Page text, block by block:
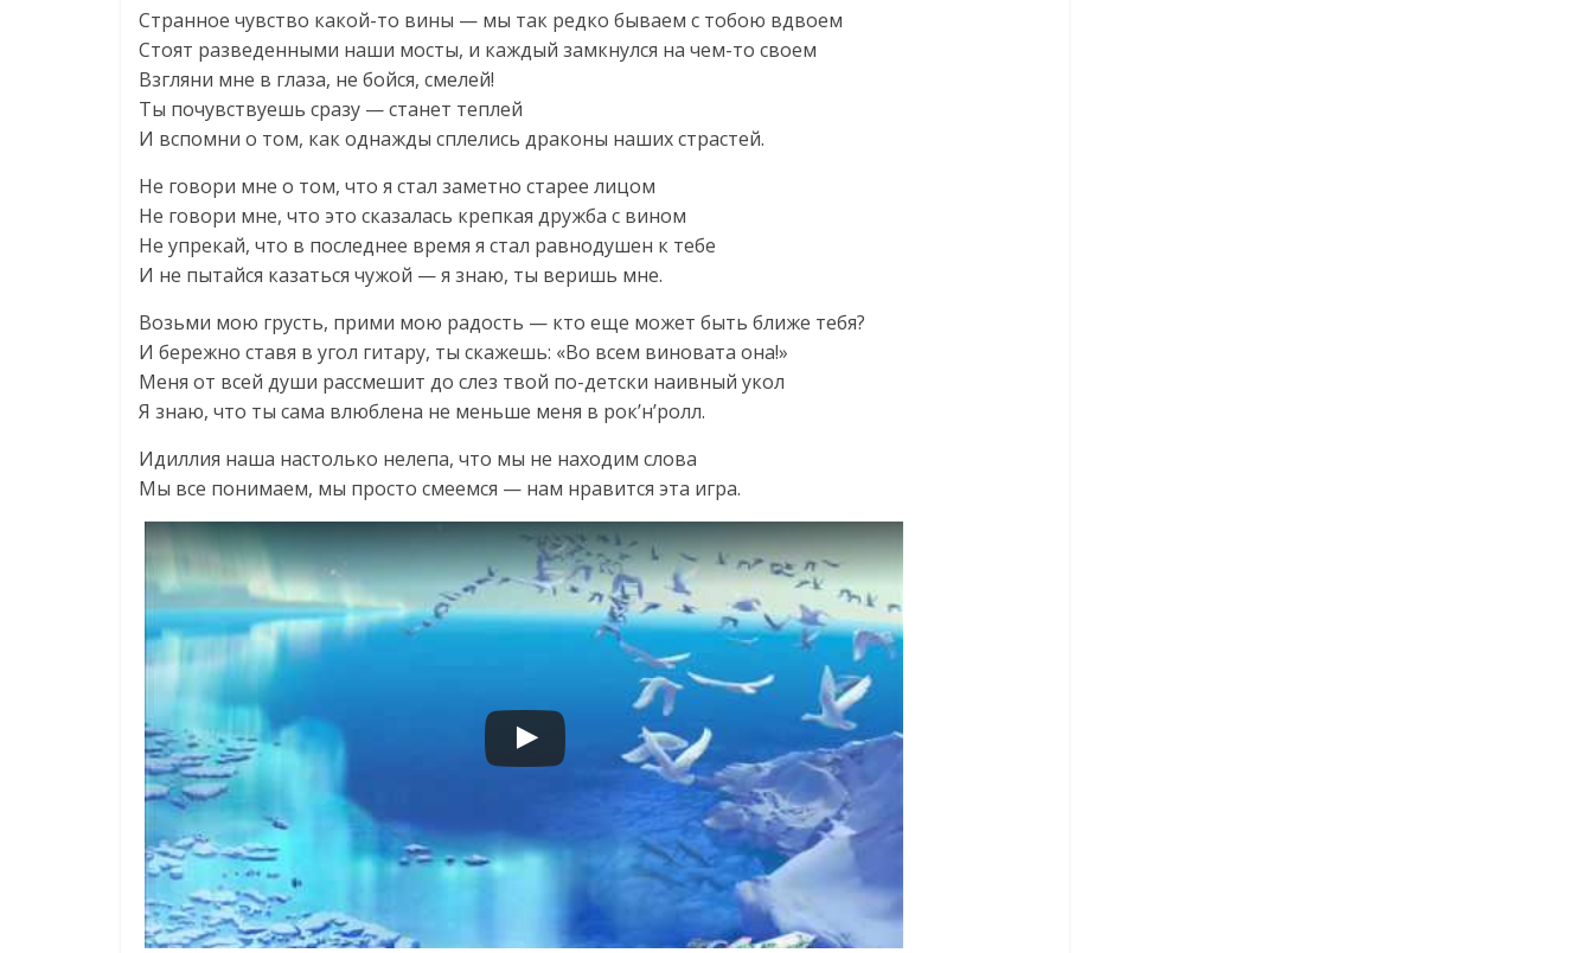
Странное чувство какой-то вины — мы так редко бываем с тобою вдвоем
Стоят разведенными наши мосты, и каждый замкнулся на чем-то своем
Взгляни мне в глаза, не бойся, смелей!
Ты почувствуешь сразу — станет теплей
И вспомни о том, как однажды сплелись драконы наших страстей.
Не говори мне о том, что я стал заметно старее лицом
Не говори мне, что это сказалась крепкая дружба с вином
Не упрекай, что в последнее время я стал равнодушен к тебе
И не пытайся казаться чужой — я знаю, ты веришь мне.
Возьми мою грусть, прими мою радость — кто еще может быть ближе тебя?
И бережно ставя в угол гитару, ты скажешь: «Во всем виновата она!»
Меня от всей души рассмешит до слез твой по-детски наивный укол
Я знаю, что ты сама влюблена не меньше меня в рок’н’ролл.
Идиллия наша настолько нелепа, что мы не находим слова
Мы все понимаем, мы просто смеемся — нам нравится эта игра.